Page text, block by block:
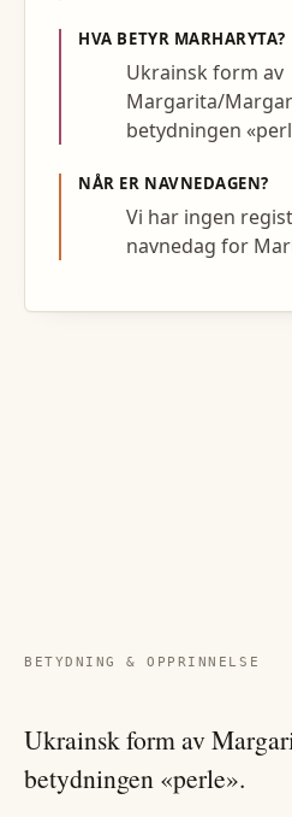
HVA BETYR MARHARYTA?
Ukrainsk form av
Margarita/
betydningen
NÅR ER NAVNEDAGEN?
Vi har ingen
navnedag for
BETYDNING & OPPRINNELSE
Ukrainsk form av
betydningen «perle».